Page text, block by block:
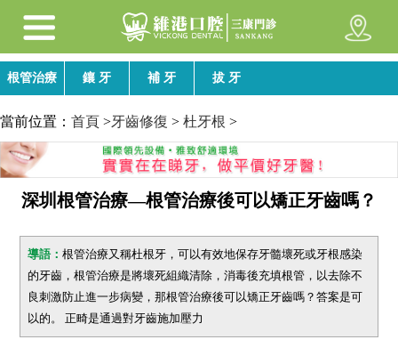
根管治療 鑲 牙 補 牙 拔 牙
當前位置： 首頁 >牙齒修復 > 杜牙根 >
深圳根管治療—根管治療後可以矯正牙齒嗎？
導語：根管治療又稱杜根牙，可以有效地保存牙髓壞死或牙根感染
的牙齒，根管治療是將壞死組織清除，消毒後充填根管，以去除不
良刺激防止進一步病變，那根管治療後可以矯正牙齒嗎？答案是可
以的。 正畸是通過對牙齒施加壓力